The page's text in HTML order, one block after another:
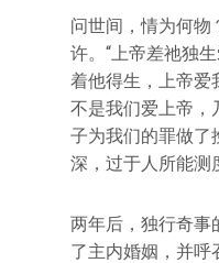
问世间，情为何物
许。“上帝差祂独
着他得生，上帝爱
不是我们爱上帝，
子为我们的罪做了
深，过于人所能测
两年后，独行奇事
了主内婚姻，并呼